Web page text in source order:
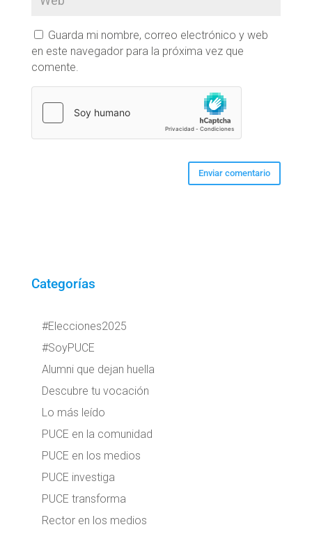
Guarda mi nombre, correo electrónico y web
en este navegador para la próxima vez que
comente.
Categorías
#Elecciones2025
#SoyPUCE
Alumni que dejan huella
Descubre tu vocación
Lo más leído
PUCE en la comunidad
PUCE en los medios
PUCE investiga
PUCE transforma
Rector en los medios